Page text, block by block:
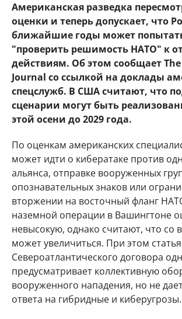
Американская разведка
оценки и теперь допускает, что
ближайшие годы может
"проверить решимость НАТО" к
действиям. Об этом сообщает
Journal со ссылкой на доклады
спецслужб. В США считают, что
сценарии могут быть
этой осени до 2029 года.
По оценкам американских
может идти о кибератаке против
альянса, отправке вооруженных
опознавательных знаков или
вторжении на восточный фланг
наземной операции в Вашингтоне
невысокую, однако считают, что со
может увеличиться. При этом
Североатлантического договора
предусматривает коллективную
вооруженного нападения, но не
ответа на гибридные и киберугрозы.